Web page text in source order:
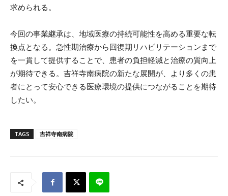
求められる。
今回の事業継承は、地域医療の持続可能性を高める重要な転
換点となる。急性期治療から回復期リハビリテーションまで
を一貫して提供することで、患者の負担軽減と治療の質向上
が期待できる。吉祥寺南病院の新たな展開が、より多くの患
者にとって安心できる医療環境の提供につながることを期待
したい。
TAGS 吉祥寺南病院